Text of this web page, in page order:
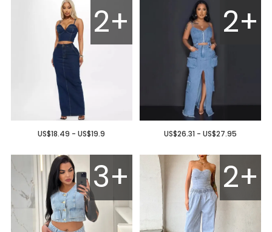
2+
US$18.49 - US$19.9
2+
US$26.31 - US$27.95
3+ 2+